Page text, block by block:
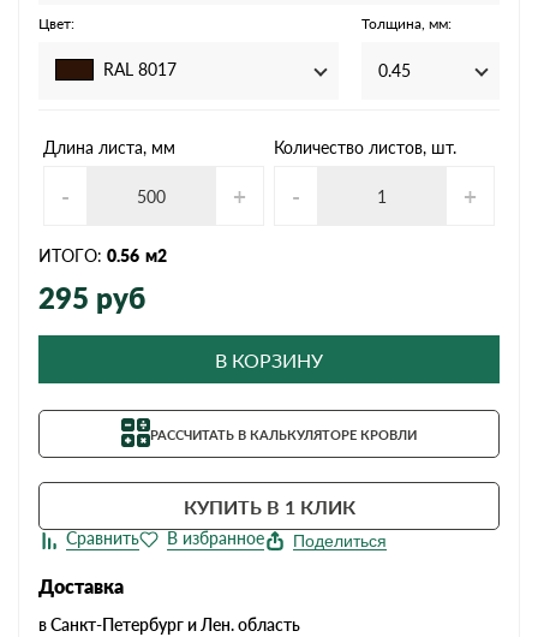
Цвет:
RAL 8017
Толщина, мм:
0.45
Длина листа, мм
- +
Количество листов, шт.
- +
ИТОГО: 0.56 м2
295 руб
В КОРЗИНУ
РАССЧИТАТЬ В КАЛЬКУЛЯТОРЕ КРОВЛИ
КУПИТЬ В 1 КЛИК
Поделиться
Доставка
в Санкт-Петербург и Лен. область